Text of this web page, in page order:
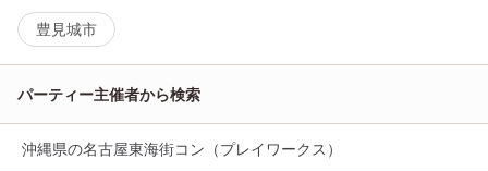
豊見城市
パーティー主催者から検索
沖縄県の名古屋東海街コン（プレイワークス）